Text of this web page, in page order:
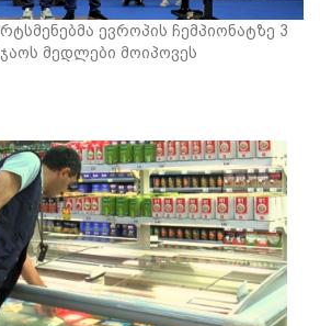
ევროპის ჩემპიონატზე 3
მედლები მოიპოვეს